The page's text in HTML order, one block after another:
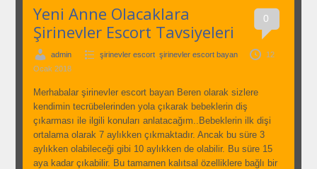
0
Yeni Anne Olacaklara
Şirinevler Escort Tavsiyeleri
admin şirinevler escort ,şirinevler escort bayan
12
Ocak 2018
Merhabalar şirinevler escort bayan Beren olarak sizlere
kendimin tecrübelerinden yola çıkarak bebeklerin diş
çıkarması ile ilgili konuları anlatacağım..Bebeklerin ilk dişi
ortalama olarak 7 aylıkken çıkmaktadır. Ancak bu süre 3
aylıkken olabileceği gibi 10 aylıkken de olabilir. Bu süre 15
aya kadar çıkabilir. Bu tamamen kalıtsal özelliklere bağlı bir